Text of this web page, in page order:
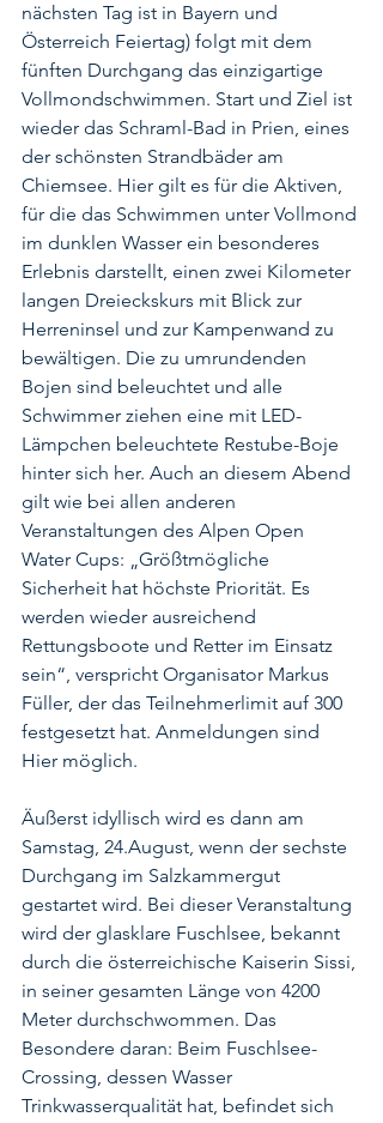
nächsten Tag ist in Bayern und
Österreich Feiertag) folgt mit dem
fünften Durchgang das einzigartige
Vollmondschwimmen. Start und Ziel ist
wieder das Schraml-Bad in Prien, eines
der schönsten Strandbäder am
Chiemsee. Hier gilt es für die Aktiven,
für die das Schwimmen unter Vollmond
im dunklen Wasser ein besonderes
Erlebnis darstellt, einen zwei Kilometer
langen Dreieckskurs mit Blick zur
Herreninsel und zur Kampenwand zu
bewältigen. Die zu umrundenden
Bojen sind beleuchtet und alle
Schwimmer ziehen eine mit LED-
Lämpchen beleuchtete Restube-Boje
hinter sich her. Auch an diesem Abend
gilt wie bei allen anderen
Veranstaltungen des Alpen Open
Water Cups: „Größtmögliche
Sicherheit hat höchste Priorität. Es
werden wieder ausreichend
Rettungsboote und Retter im Einsatz
sein“, verspricht Organisator Markus
Füller, der das Teilnehmerlimit auf 300
festgesetzt hat. Anmeldungen sind
Hier möglich.
Äußerst idyllisch wird es dann am
Samstag, 24.August, wenn der sechste
Durchgang im Salzkammergut
gestartet wird. Bei dieser Veranstaltung
wird der glasklare Fuschlsee, bekannt
durch die österreichische Kaiserin Sissi,
in seiner gesamten Länge von 4200
Meter durchschwommen. Das
Besondere daran: Beim Fuschlsee-
Crossing, dessen Wasser
Trinkwasserqualität hat, befindet sich